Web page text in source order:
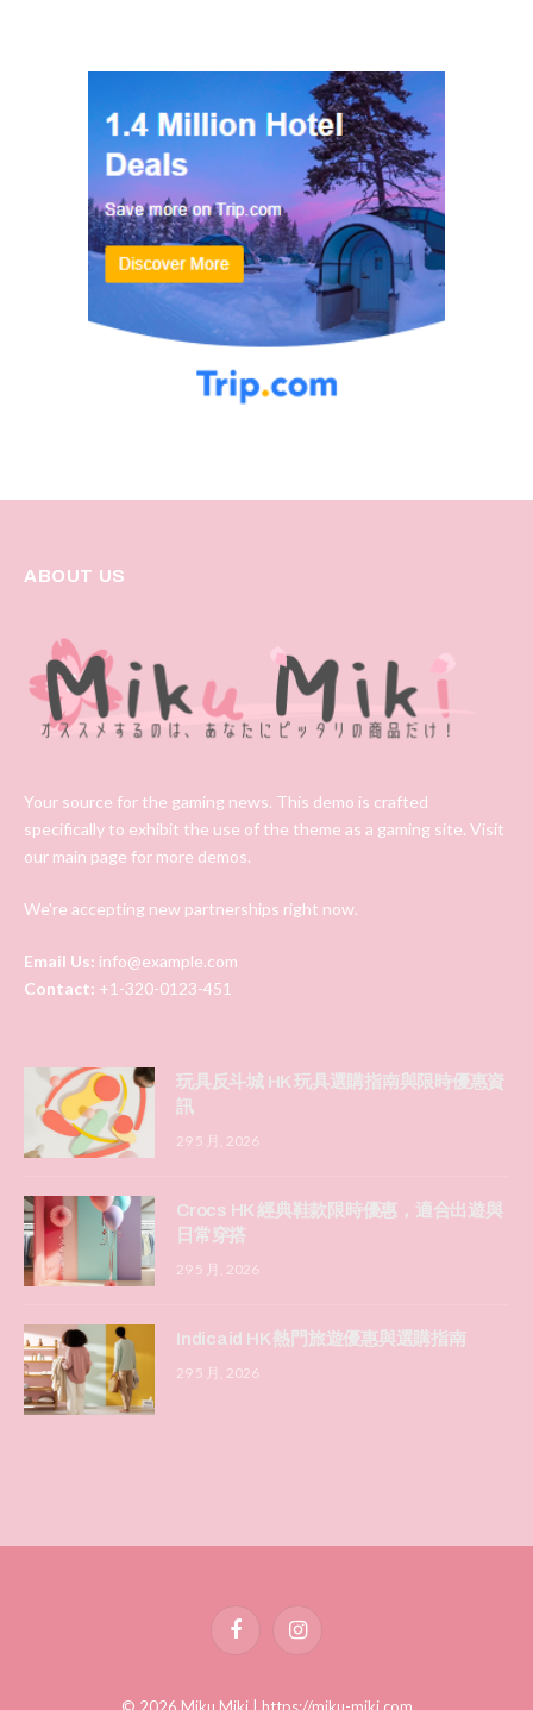
ABOUT US
Your source for the gaming news. This demo is crafted
specifically to exhibit the use of the theme as a gaming site. Visit
our main page for more demos.
We're accepting new partnerships right now.
Email Us: info@example.com
Contact: +1-320-0123-451
玩具反斗城 HK 玩具選購指南與限時優惠資
訊
29 5 月, 2026
Crocs HK 經典鞋款限時優惠，適合出遊與
日常穿搭
29 5 月, 2026
Indicaid HK 熱門旅遊優惠與選購指南
29 5 月, 2026
FacebookInstagram